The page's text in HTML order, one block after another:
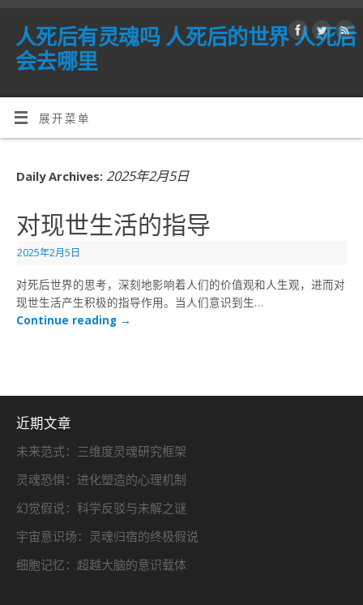
人死后有灵魂吗 人死后的世界 人死后
会去哪里
展开菜单
Daily Archives: 2025年2月5日
对现世生活的指导
2025年2月5日
对死后世界的思考，深刻地影响着人们的价值观和人生观，进而对
现世生活产生积极的指导作用。当人们意识到生…
Continue reading →
近期文章
未来范式：三维度灵魂研究框架
灵魂恐惧：进化塑造的心理机制
幻觉假说：科学反驳与未解之谜
宇宙意识场：灵魂归宿的终极假说
细胞记忆：超越大脑的意识载体